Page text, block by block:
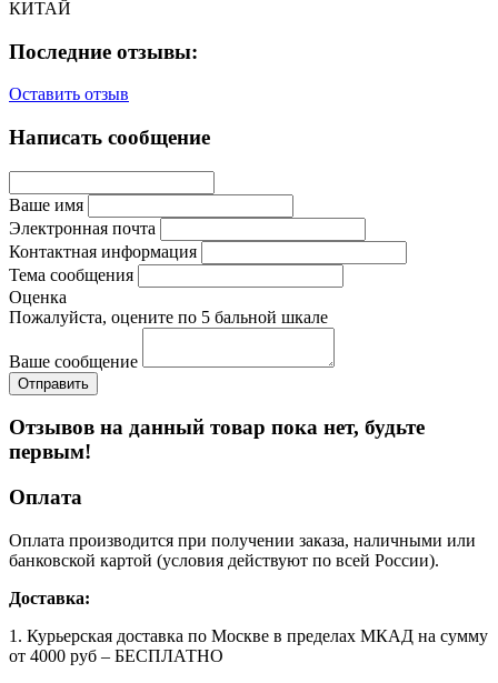
КИТАЙ
Последние отзывы:
Оставить отзыв
Написать сообщение
Ваше имя
Электронная почта
Контактная информация
Тема сообщения
Оценка
Пожалуйста, оцените по 5 бальной шкале
Ваше сообщение
Отзывов на данный товар пока нет, будьте
первым!
Оплата
Оплата производится при получении заказа, наличными или
банковской картой (условия действуют по всей России).
Доставка:
1. Курьерская доставка по Москве в пределах МКАД на сумму
от 4000 руб – БЕСПЛАТНО